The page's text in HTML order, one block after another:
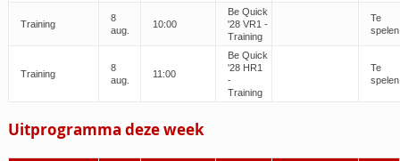
Training
8
aug.
10:00
Be Quick
'28 VR1 -
Training
Te
spelen
Training
8
aug.
11:00
Be Quick
'28 HR1
-
Training
Te
spelen
Uitprogramma deze week